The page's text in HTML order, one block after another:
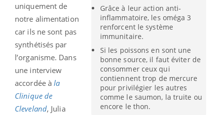
Grâce à leur action anti-
inflammatoire, les oméga 3
renforcent le système
immunitaire.
Si les poissons en sont une
bonne source, il faut éviter de
consommer ceux qui
contiennent trop de mercure
pour privilégier les autres
comme le saumon, la truite ou
encore le thon.
uniquement de
notre alimentation
car ils ne sont pas
synthétisés par
l’organisme. Dans
une interview
accordée àla
Clinique de
Cleveland, Julia